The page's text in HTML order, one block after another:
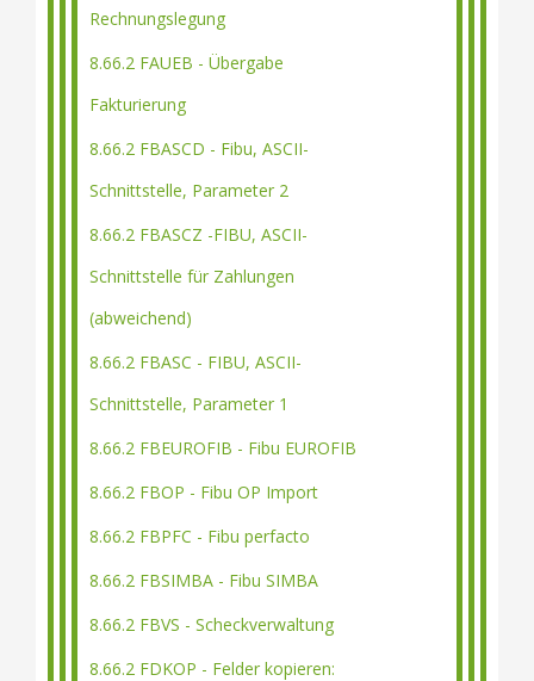
Rechnungslegung
8.66.2 FAUEB - Übergabe
Fakturierung
8.66.2 FBASCD - Fibu, ASCII-
Schnittstelle, Parameter 2
8.66.2 FBASCZ -FIBU, ASCII-
Schnittstelle für Zahlungen
(abweichend)
8.66.2 FBASC - FIBU, ASCII-
Schnittstelle, Parameter 1
8.66.2 FBEUROFIB - Fibu EUROFIB
8.66.2 FBOP - Fibu OP Import
8.66.2 FBPFC - Fibu perfacto
8.66.2 FBSIMBA - Fibu SIMBA
8.66.2 FBVS - Scheckverwaltung
8.66.2 FDKOP - Felder kopieren: